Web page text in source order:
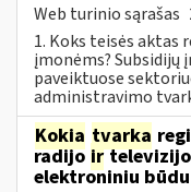
Web turinio sąrašas
1. Koks teisės aktas
įmonėms?
paveiktuose
administravimo
Kokia tvarka
radijo ir
elektroniniu